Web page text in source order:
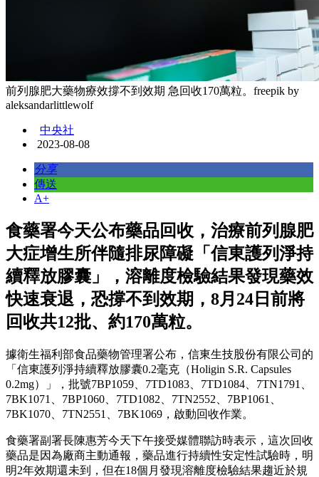
前列腺肥大藥物療效撐不到效期 急回收170萬粒。freepik by
aleksandarlittlewolf
中央社
2023-08-08
分享
傳送
A+
食藥署今天公布藥品回收，治療前列腺肥
大症增生所伴隨排尿障礙「信東護列淨持
續釋放膠囊」，溶離度檢驗結果發現藥效
快速衰退，恐撐不到效期，8月24日前將
回收共12批、約170萬粒。
據衛生福利部食品藥物管理署公布，信東生技股份有限公司的
「信東護列淨持續釋放膠囊0.2毫克（Holigin S.R. Capsules
0.2mg）」，批號7BP1059、7TD1083、7TD1084、7TN1791、
7BK1071、7BP1060、7TD1082、7TN2552、7BP1061、
7BK1070、7TN2551、7BK1069，啟動回收作業。
食藥署副署長陳惠芳今天下午接受媒體聯訪時表示，這次回收
藥品是因為廠商主動通報，藥品進行持續性安定性試驗時，明
明2年效期還未到，但在18個月發現溶離度檢驗結果趨近於規